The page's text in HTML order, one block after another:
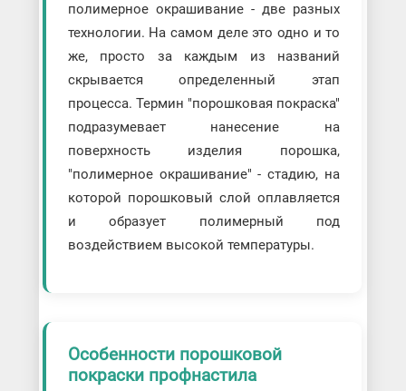
полимерное окрашивание - две разных
технологии. На самом деле это одно и то
же, просто за каждым из названий
скрывается определенный этап
процесса. Термин "порошковая покраска"
подразумевает нанесение на
поверхность изделия порошка,
"полимерное окрашивание" - стадию, на
которой порошковый слой оплавляется
и образует полимерный под
воздействием высокой температуры.
Особенности порошковой
покраски профнастила